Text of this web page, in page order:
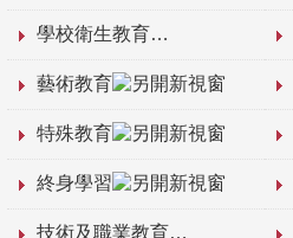
學校衛生教育
藝術教育
特殊教育
終身學習
技術及職業教育